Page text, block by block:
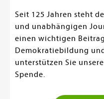
Seit 125 Jahren steht
und unabhängigen
einen wichtigen
Demokratiebildung
unterstützen Sie
Spende.